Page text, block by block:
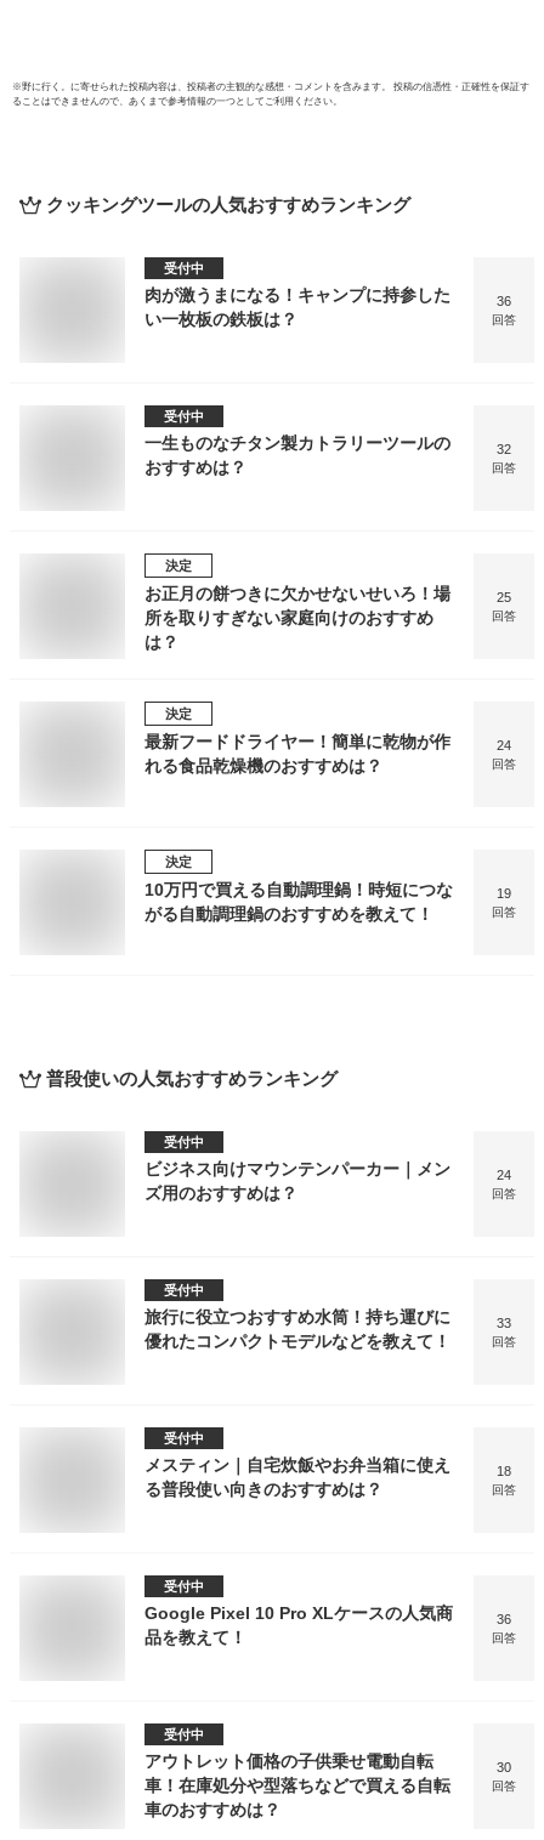
※野に行く。 に寄せられた投稿内容は、投稿者の主観的な感想・コメントを含みます。 投稿の信憑性・正確性を保証す
ることはできませんので、あくまで参考情報の一つとしてご利用ください。
クッキングツールの人気おすすめランキング
受付中
肉が激うまになる！キャンプに持参した
い一枚板の鉄板は？
36
回答
受付中
一生ものなチタン製カトラリーツールの
おすすめは？
32
回答
決定
お正月の餅つきに欠かせないせいろ！場
所を取りすぎない家庭向けのおすすめ
は？
25
回答
決定
最新フードドライヤー！簡単に乾物が作
れる食品乾燥機のおすすめは？
24
回答
決定
10万円で買える自動調理鍋！時短につな
がる自動調理鍋のおすすめを教えて！
19
回答
普段使いの人気おすすめランキング
受付中
ビジネス向けマウンテンパーカー｜メン
ズ用のおすすめは？
24
回答
受付中
旅行に役立つおすすめ水筒！持ち運びに
優れたコンパクトモデルなどを教えて！
33
回答
受付中
メスティン｜自宅炊飯やお弁当箱に使え
る普段使い向きのおすすめは？
18
回答
受付中
Google Pixel 10 Pro XLケースの人気商
品を教えて！
36
回答
受付中
アウトレット価格の子供乗せ電動自転
車！在庫処分や型落ちなどで買える自転
車のおすすめは？
30
回答